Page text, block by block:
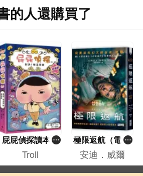
的人還購買了
屁屁偵探讀本(1
3)－－對決！怪
盜學院（星星
Troll
$ 71.70
極限返航（電影
書衣典藏版）
（獨家收錄作者
安迪．威爾
$ 160.00